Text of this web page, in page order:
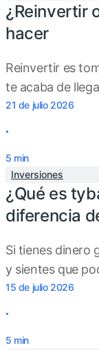
¿Reinvertir
hacer
Reinvertir es
te acaba de
21 de julio 2026
.
5 min
Inversiones
¿Qué es
diferencia
Si tienes dinero
y sientes que
15 de julio 2026
.
5 min